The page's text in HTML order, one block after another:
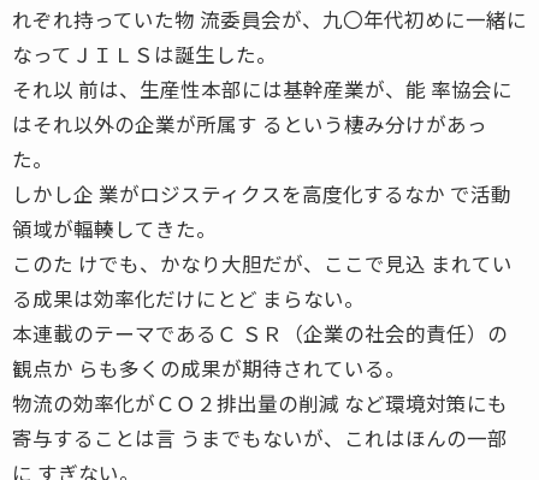
れぞれ持っていた物 流委員会が、九〇年代初めに一緒に
なってＪＩＬＳは誕生した。
それ以 前は、生産性本部には基幹産業が、能 率協会に
はそれ以外の企業が所属す るという棲み分けがあっ
た。
しかし企 業がロジスティクスを高度化するなか で活動
領域が輻輳してきた。
このた けでも、かなり大胆だが、ここで見込 まれてい
る成果は効率化だけにとど まらない。
本連載のテーマであるＣ ＳＲ（企業の社会的責任）の
観点か らも多くの成果が期待されている。
物流の効率化がＣＯ２排出量の削減 など環境対策にも
寄与することは言 うまでもないが、これはほんの一部
に すぎない。